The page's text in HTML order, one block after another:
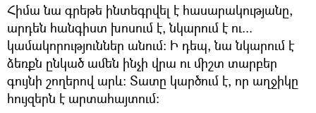
Հիմա նա գրեթե ինտեգրվել է հասարակությանը,
արդեն հանգիստ խոսում է, նկարում է ու...
կամակորություններ անում։ Ի դեպ, նա նկարում է
ձեռքն ընկած ամեն ինչի վրա ու միշտ տարբեր
գույնի շողերով արև։ Տատը կարծում է, որ աղջիկը
հույզերն է արտահայտում։